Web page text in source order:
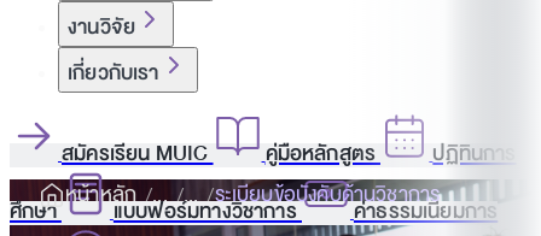
งานวิจัย
เกี่ยวกับเรา
สมัครเรียน MUIC คู่มือหลักสูตร
ปฏิทินการ
ศึกษา
แบบฟอร์มทางวิชาการ
ค่าธรรมเนียมการ
หน้าหลัก ระเบียบข้อบังคับด้านวิชาการ